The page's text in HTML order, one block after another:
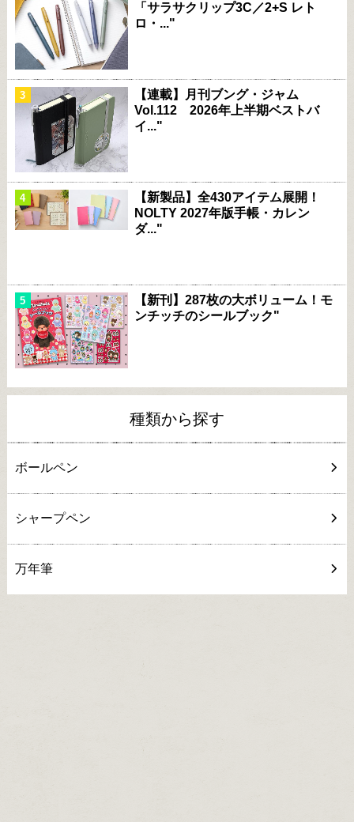
「サラサクリップ3C／2+S レト
ロ・..."
【連載】月刊ブング・ジャム
Vol.112 2026年上半期ベストバ
イ..."
【新製品】全430アイテム展開！
NOLTY 2027年版手帳・カレン
ダ..."
【新刊】287枚の大ボリューム！モ
ンチッチのシールブック"
種類から探す
ボールペン
シャープペン
万年筆